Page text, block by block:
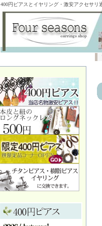
400円ピアスとイヤリング・激安アクセサ